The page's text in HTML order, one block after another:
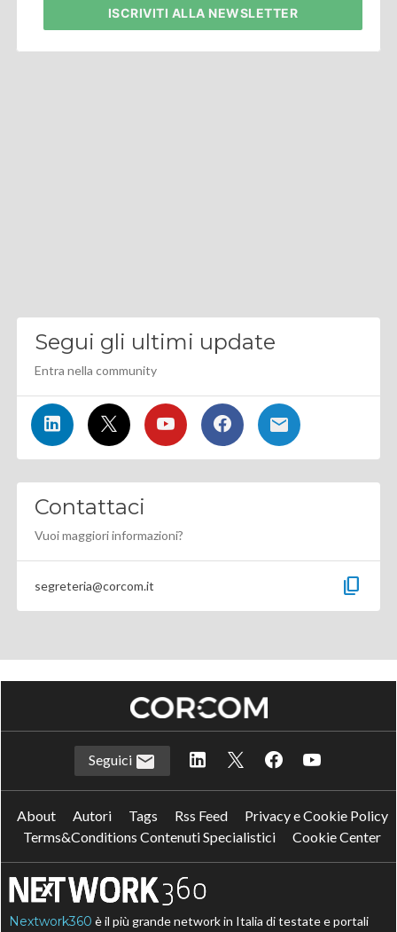
ISCRIVITI ALLA NEWSLETTER
Segui gli ultimi update
Entra nella community
Contattaci
Vuoi maggiori informazioni?
segreteria@corcom.it content_copy
Seguici
About Autori Tags Rss Feed
Privacy e Cookie Policy
Terms&Conditions Contenuti Specialistici
Cookie Center
Nextwork360 è il più grande network in Italia di testate e portali